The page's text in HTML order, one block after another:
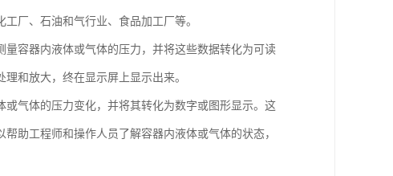
厂、石油和气行业、食品加工厂等。
容器内液体或气体的压力，并将这些数据转化为可读
和放大，终在显示屏上显示出来。
气体的压力变化，并将其转化为数字或图形显示。这
助工程师和操作人员了解容器内液体或气体的状态，